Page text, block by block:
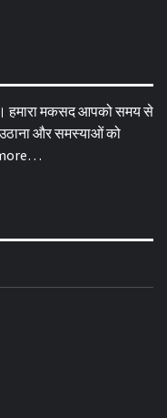
हमारा मकसद आपको समय से
और समस्याओं को